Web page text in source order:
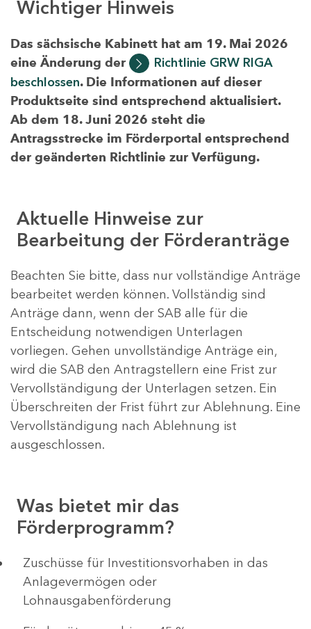
Wichtiger Hinweis
Das sächsische Kabinett hat am 19. Mai 2026
eine Änderung der
Richtlinie GRW RIGA
beschlossen. Die Informationen auf dieser
Produktseite sind entsprechend aktualisiert.
Ab dem 18. Juni 2026 steht die
Antragsstrecke im Förderportal entsprechend
der geänderten Richtlinie zur Verfügung.
Aktuelle Hinweise zur
Bearbeitung der Förderanträge
Beachten Sie bitte, dass nur vollständige Anträge
bearbeitet werden können. Vollständig sind
Anträge dann, wenn der SAB alle für die
Entscheidung notwendigen Unterlagen
vorliegen. Gehen unvollständige Anträge ein,
wird die SAB den Antragstellern eine Frist zur
Vervollständigung der Unterlagen setzen. Ein
Überschreiten der Frist führt zur Ablehnung. Eine
Vervollständigung nach Ablehnung ist
ausgeschlossen.
Was bietet mir das
Förderprogramm?
​​​​​​Zuschüsse für Investitionsvorhaben in das
Anlagevermögen oder
Lohnausgabenförderung